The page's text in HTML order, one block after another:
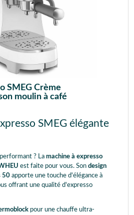
SMEG Crème
moulin à café
SMEG élégante
? La machine à expresso
est faite pour vous. Son design
50 apporte une touche d'élégance à
offrant une qualité d'expresso
pour une chauffe ultra-